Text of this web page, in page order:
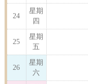
24
星期
四
25
星期
五
26
星期
六